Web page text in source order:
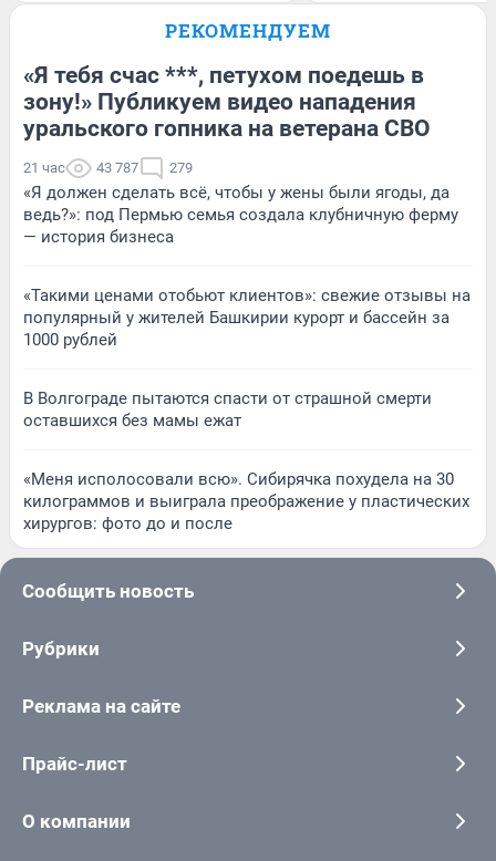
РЕКОМЕНДУЕМ
«Я тебя счас ***, петухом поедешь в
зону!» Публикуем видео нападения
уральского гопника на ветерана СВО
21 час 43 787 279
«Я должен сделать всё, чтобы у жены были ягоды, да
ведь?»: под Пермью семья создала клубничную ферму
— история бизнеса
«Такими ценами отобьют клиентов»: свежие отзывы на
популярный у жителей Башкирии курорт и бассейн за
1000 рублей
В Волгограде пытаются спасти от страшной смерти
оставшихся без мамы ежат
«Меня исполосовали всю». Сибирячка похудела на 30
килограммов и выиграла преображение у пластических
хирургов: фото до и после
Сообщить новость
Рубрики
Реклама на сайте
Прайс-лист
О компании